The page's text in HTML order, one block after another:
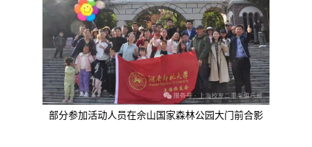
部分参加活动人员在佘山国家森林公园大门前合影